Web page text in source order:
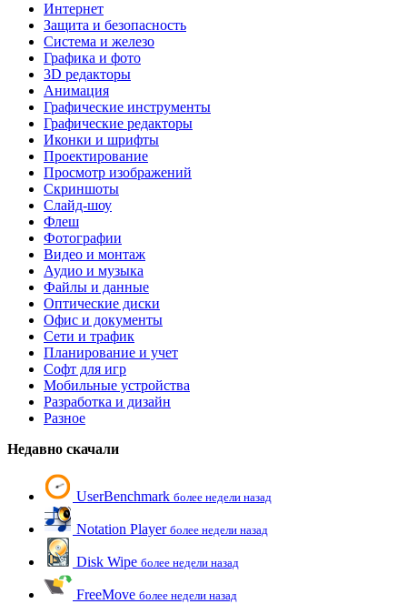
Интернет
Защита и безопасность
Система и железо
Графика и фото
3D редакторы
Анимация
Графические инструменты
Графические редакторы
Иконки и шрифты
Проектирование
Просмотр изображений
Скриншоты
Слайд-шоу
Флеш
Фотографии
Видео и монтаж
Аудио и музыка
Файлы и данные
Оптические диски
Офис и документы
Сети и трафик
Планирование и учет
Софт для игр
Мобильные устройства
Разработка и дизайн
Разное
Недавно скачали
UserBenchmark более недели назад
Notation Player более недели назад
Disk Wipe более недели назад
FreeMove более недели назад